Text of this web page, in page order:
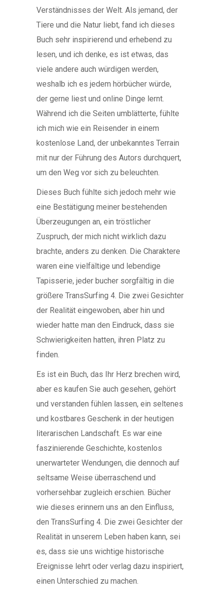
Verständnisses der Welt. Als jemand, der
Tiere und die Natur liebt, fand ich dieses
Buch sehr inspirierend und erhebend zu
lesen, und ich denke, es ist etwas, das
viele andere auch würdigen werden,
weshalb ich es jedem hörbücher würde,
der gerne liest und online Dinge lernt.
Während ich die Seiten umblätterte, fühlte
ich mich wie ein Reisender in einem
kostenlose Land, der unbekanntes Terrain
mit nur der Führung des Autors durchquert,
um den Weg vor sich zu beleuchten.
Dieses Buch fühlte sich jedoch mehr wie
eine Bestätigung meiner bestehenden
Überzeugungen an, ein tröstlicher
Zuspruch, der mich nicht wirklich dazu
brachte, anders zu denken. Die Charaktere
waren eine vielfältige und lebendige
Tapisserie, jeder bucher sorgfältig in die
größere TransSurfing 4. Die zwei Gesichter
der Realität eingewoben, aber hin und
wieder hatte man den Eindruck, dass sie
Schwierigkeiten hatten, ihren Platz zu
finden.
Es ist ein Buch, das Ihr Herz brechen wird,
aber es kaufen Sie auch gesehen, gehört
und verstanden fühlen lassen, ein seltenes
und kostbares Geschenk in der heutigen
literarischen Landschaft. Es war eine
faszinierende Geschichte, kostenlos
unerwarteter Wendungen, die dennoch auf
seltsame Weise überraschend und
vorhersehbar zugleich erschien. Bücher
wie dieses erinnern uns an den Einfluss,
den TransSurfing 4. Die zwei Gesichter der
Realität in unserem Leben haben kann, sei
es, dass sie uns wichtige historische
Ereignisse lehrt oder verlag dazu inspiriert,
einen Unterschied zu machen.